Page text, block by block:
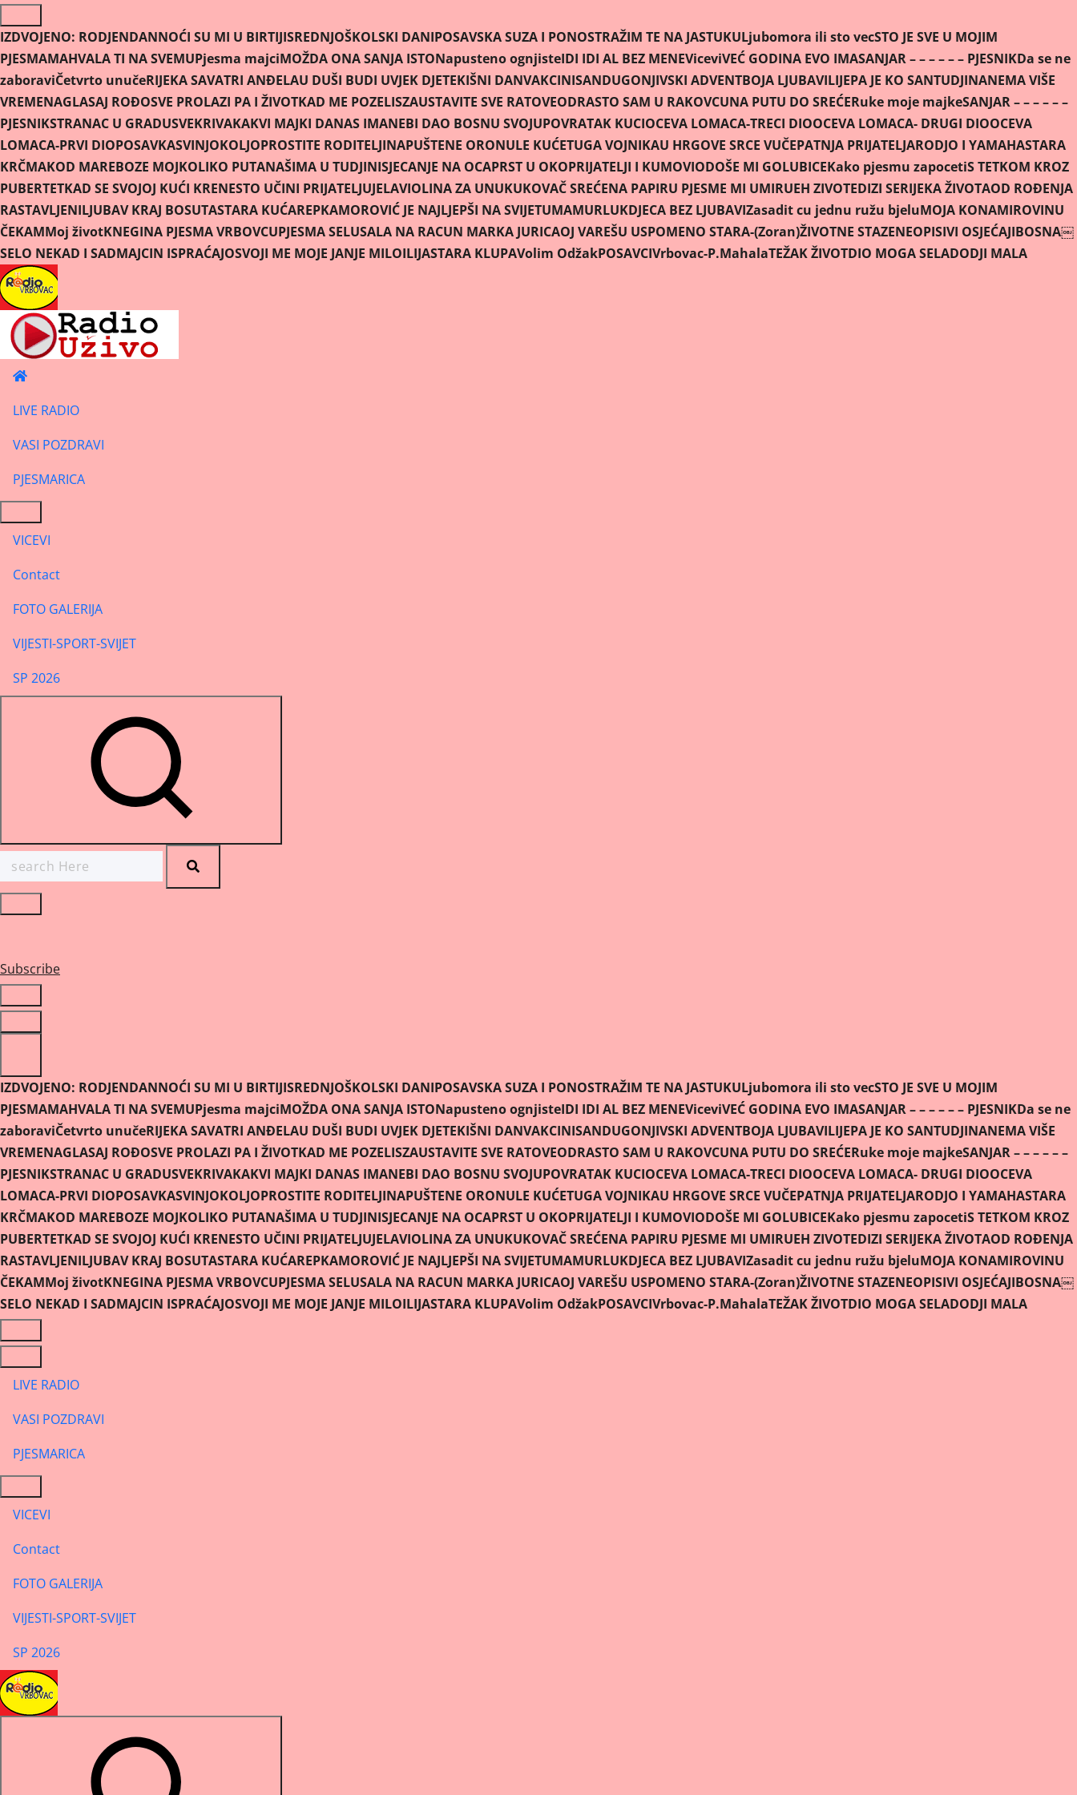
Skip
to
content
IZDVOJENO: RODJENDANNOĆI SU MI U BIRTIJISREDNJOŠKOLSKI DANIPOSAVSKA SUZA I PONOSTRAŽIM TE NA JASTUKULjubomora ili sto vecSTO JE SVE U MOJIM
PJESMAMAHVALA TI NA SVEMUPjesma majciMOŽDA ONA SANJA ISTONapusteno ognjisteIDI IDI AL BEZ MENEViceviVEĆ GODINA EVO IMASANJAR – – – – – – PJESNIKDa se ne
zaboraviČetvrto unučeRIJEKA SAVATRI ANĐELAU DUŠI BUDI UVJEK DJETEKIŠNI DANVAKCINISANDUGONJIVSKI ADVENTBOJA LJUBAVILIJEPA JE KO SANTUDJINANEMA VIŠE
VREMENAGLASAJ ROĐOSVE PROLAZI PA I ŽIVOTKAD ME POZELISZAUSTAVITE SVE RATOVEODRASTO SAM U RAKOVCUNA PUTU DO SREĆERuke moje majkeSANJAR – – – – – –
PJESNIKSTRANAC U GRADUSVEKRIVAKAKVI MAJKI DANAS IMANEBI DAO BOSNU SVOJUPOVRATAK KUCIOCEVA LOMACA-TRECI DIOOCEVA LOMACA- DRUGI DIOOCEVA
LOMACA-PRVI DIOPOSAVKASVINJOKOLJOPROSTITE RODITELJINAPUŠTENE ORONULE KUĆETUGA VOJNIKAU HRGOVE SRCE VUČEPATNJA PRIJATELJARODJO I YAMAHASTARA
KRČMAKOD MAREBOZE MOJKOLIKO PUTANAŠIMA U TUDJINISJECANJE NA OCAPRST U OKOPRIJATELJI I KUMOVIODOŠE MI GOLUBICEKako pjesmu zapocetiS TETKOM KROZ
PUBERTETKAD SE SVOJOJ KUĆI KRENESTO UČINI PRIJATELJUJELAVIOLINA ZA UNUKUKOVAČ SREĆENA PAPIRU PJESME MI UMIRUEH ZIVOTEDIZI SERIJEKA ŽIVOTAOD ROÐENJA
RASTAVLJENILJUBAV KRAJ BOSUTASTARA KUĆAREPKAMOROVIĆ JE NAJLJEPŠI NA SVIJETUMAMURLUKDJECA BEZ LJUBAVIZasadit cu jednu ružu bjeluMOJA KONAMIROVINU
ČEKAMMoj životKNEGINA PJESMA VRBOVCUPJESMA SELUSALA NA RACUN MARKA JURICAOJ VAREŠU USPOMENO STARA-(Zoran)ŽIVOTNE STAZENEOPISIVI OSJEĆAJIBOSNA￼
SELO NEKAD I SADMAJCIN ISPRAĆAJOSVOJI ME MOJE JANJE MILOILIJASTARA KLUPAVolim OdžakPOSAVCIVrbovac-P.MahalaTEŽAK ŽIVOTDIO MOGA SELADODJI MALA
LIVE RADIO
VASI POZDRAVI
PJESMARICA
VICEVI
Contact
FOTO GALERIJA
VIJESTI-SPORT-SVIJET
SP 2026
Search
for:
Subscribe
IZDVOJENO: RODJENDANNOĆI SU MI U BIRTIJISREDNJOŠKOLSKI DANIPOSAVSKA SUZA I PONOSTRAŽIM TE NA JASTUKULjubomora ili sto vecSTO JE SVE U MOJIM
PJESMAMAHVALA TI NA SVEMUPjesma majciMOŽDA ONA SANJA ISTONapusteno ognjisteIDI IDI AL BEZ MENEViceviVEĆ GODINA EVO IMASANJAR – – – – – – PJESNIKDa se ne
zaboraviČetvrto unučeRIJEKA SAVATRI ANĐELAU DUŠI BUDI UVJEK DJETEKIŠNI DANVAKCINISANDUGONJIVSKI ADVENTBOJA LJUBAVILIJEPA JE KO SANTUDJINANEMA VIŠE
VREMENAGLASAJ ROĐOSVE PROLAZI PA I ŽIVOTKAD ME POZELISZAUSTAVITE SVE RATOVEODRASTO SAM U RAKOVCUNA PUTU DO SREĆERuke moje majkeSANJAR – – – – – –
PJESNIKSTRANAC U GRADUSVEKRIVAKAKVI MAJKI DANAS IMANEBI DAO BOSNU SVOJUPOVRATAK KUCIOCEVA LOMACA-TRECI DIOOCEVA LOMACA- DRUGI DIOOCEVA
LOMACA-PRVI DIOPOSAVKASVINJOKOLJOPROSTITE RODITELJINAPUŠTENE ORONULE KUĆETUGA VOJNIKAU HRGOVE SRCE VUČEPATNJA PRIJATELJARODJO I YAMAHASTARA
KRČMAKOD MAREBOZE MOJKOLIKO PUTANAŠIMA U TUDJINISJECANJE NA OCAPRST U OKOPRIJATELJI I KUMOVIODOŠE MI GOLUBICEKako pjesmu zapocetiS TETKOM KROZ
PUBERTETKAD SE SVOJOJ KUĆI KRENESTO UČINI PRIJATELJUJELAVIOLINA ZA UNUKUKOVAČ SREĆENA PAPIRU PJESME MI UMIRUEH ZIVOTEDIZI SERIJEKA ŽIVOTAOD ROÐENJA
RASTAVLJENILJUBAV KRAJ BOSUTASTARA KUĆAREPKAMOROVIĆ JE NAJLJEPŠI NA SVIJETUMAMURLUKDJECA BEZ LJUBAVIZasadit cu jednu ružu bjeluMOJA KONAMIROVINU
ČEKAMMoj životKNEGINA PJESMA VRBOVCUPJESMA SELUSALA NA RACUN MARKA JURICAOJ VAREŠU USPOMENO STARA-(Zoran)ŽIVOTNE STAZENEOPISIVI OSJEĆAJIBOSNA￼
SELO NEKAD I SADMAJCIN ISPRAĆAJOSVOJI ME MOJE JANJE MILOILIJASTARA KLUPAVolim OdžakPOSAVCIVrbovac-P.MahalaTEŽAK ŽIVOTDIO MOGA SELADODJI MALA
LIVE RADIO
VASI POZDRAVI
PJESMARICA
VICEVI
Contact
FOTO GALERIJA
VIJESTI-SPORT-SVIJET
SP 2026